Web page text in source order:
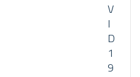
V
I
D
1
9